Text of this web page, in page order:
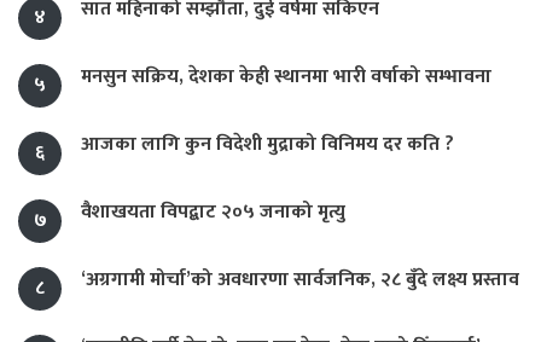
४
सात महिनाको सम्झौता, दुई वर्षमा सकिएन
५ मनसुन सक्रिय, देशका केही स्थानमा भारी वर्षाको सम्भावना
६ आजका लागि कुन विदेशी मुद्राको विनिमय दर कति ?
७ वैशाखयता विपद्बाट २०५ जनाको मृत्यु
८ ‘अग्रगामी मोर्चा’को अवधारणा सार्वजनिक, २८ बुँदे लक्ष्य प्रस्ताव